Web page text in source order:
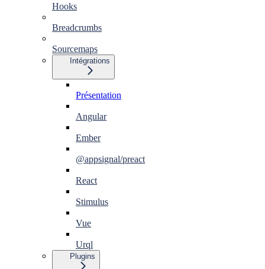
Hooks
Breadcrumbs
Sourcemaps
Intégrations
Présentation
Angular
Ember
@appsignal/preact
React
Stimulus
Vue
Urql
Plugins